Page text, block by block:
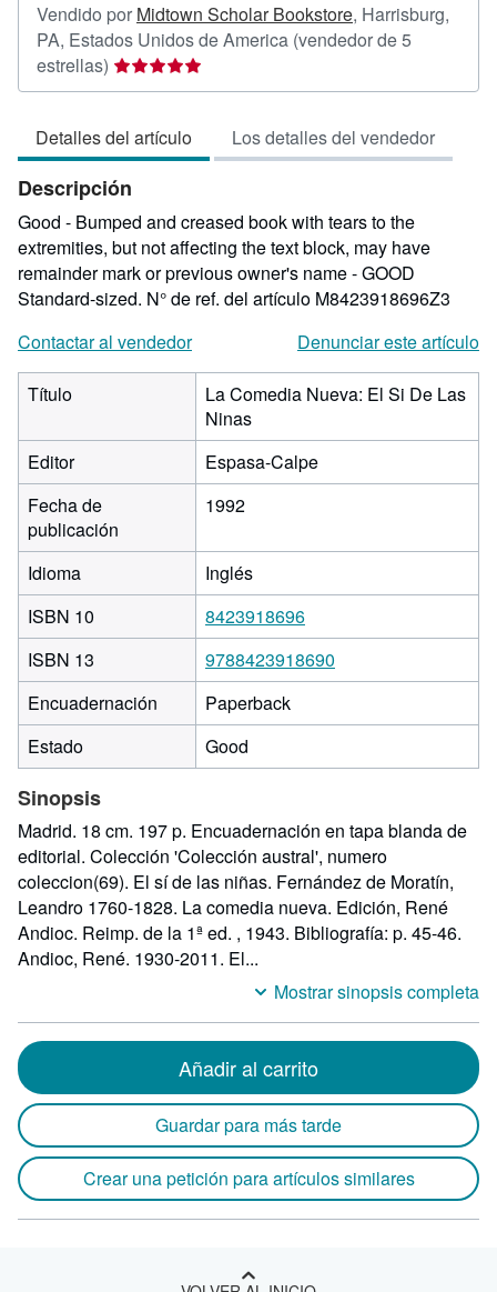
Vendido por Midtown Scholar Bookstore, Harrisburg,
PA, Estados Unidos de America (vendedor de 5
estrellas) Calificación
del
5
de
5
estrellas
Detalles del artículo Los detalles del vendedor
Descripción
Good - Bumped and creased book with tears to the
extremities, but not affecting the text block, may have
remainder mark or previous owner's name - GOOD
Standard-sized. N° de ref. del artículo M8423918696Z3
Contactar al vendedor
Denunciar este artículo
Título
La Comedia Nueva: El Si De Las
Ninas
Editor
Espasa-Calpe
Fecha de
publicación
1992
Idioma
Inglés
ISBN 10
8423918696
ISBN 13
9788423918690
Encuadernación
Paperback
Estado
Good
Sinopsis
Madrid. 18 cm. 197 p. Encuadernación en tapa blanda de
editorial. Colección 'Colección austral', numero
coleccion(69). El sí de las niñas. Fernández de Moratín,
Leandro 1760-1828. La comedia nueva. Edición, René
Andioc. Reimp. de la 1ª ed. , 1943. Bibliografía: p. 45-46.
Andioc, René. 1930-2011. El...
Mostrar sinopsis completa
Añadir al carrito
Guardar para más tarde
Crear una petición para artículos similares